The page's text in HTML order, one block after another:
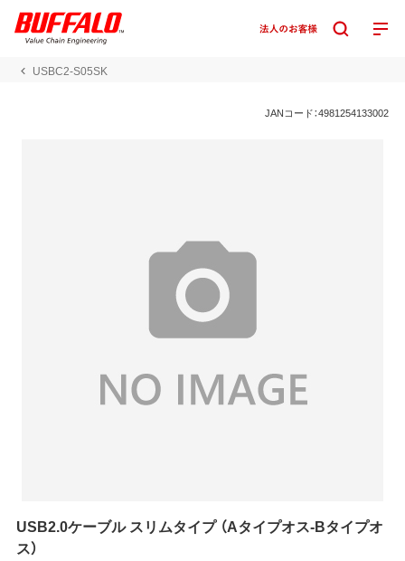
USBC2-S05SK
JANコード：4981254133002
USB2.0ケーブル スリムタイプ （Aタイプオス-Bタイプオ
ス）